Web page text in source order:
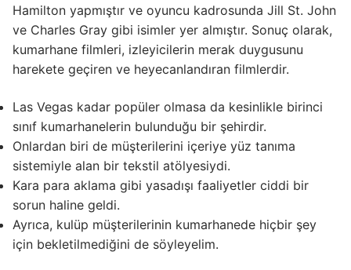
Hamilton yapmıştır ve oyuncu kadrosunda Jill St. John
ve Charles Gray gibi isimler yer almıştır. Sonuç olarak,
kumarhane filmleri, izleyicilerin merak duygusunu
harekete geçiren ve heyecanlandıran filmlerdir.
Las Vegas kadar popüler olmasa da kesinlikle birinci
sınıf kumarhanelerin bulunduğu bir şehirdir.
Onlardan biri de müşterilerini içeriye yüz tanıma
sistemiyle alan bir tekstil atölyesiydi.
Kara para aklama gibi yasadışı faaliyetler ciddi bir
sorun haline geldi.
Ayrıca, kulüp müşterilerinin kumarhanede hiçbir şey
için bekletilmediğini de söyleyelim.